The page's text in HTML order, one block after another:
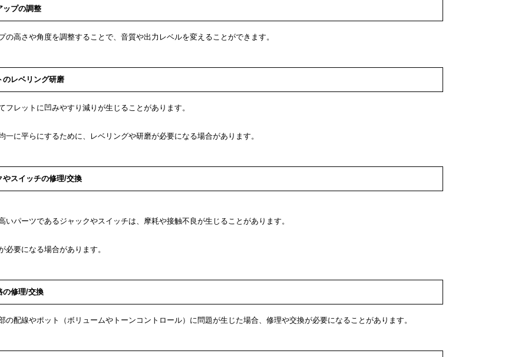
ップの調整
の高さや角度を調整することで、音質や出力レベルを変えることができます。
のレベリング研磨
フレットに凹みやすり減りが生じることがあります。
一に平らにするために、レベリングや研磨が必要になる場合があります。
やスイッチの修理/交換
いパーツであるジャックやスイッチは、摩耗や接触不良が生じることがあります。
必要になる場合があります。
の修理/交換
の配線やポット（ボリュームやトーンコントロール）に問題が生じた場合、修理や交換が必要になることがあります。